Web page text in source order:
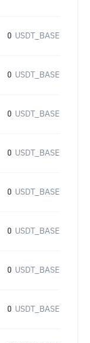
0 USDT_BASE
0 USDT_BASE
0 USDT_BASE
0 USDT_BASE
0 USDT_BASE
0 USDT_BASE
0 USDT_BASE
0 USDT_BASE